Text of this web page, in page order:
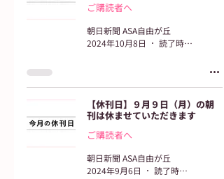
ご購読者へ
朝日新聞 ASA自由が丘
2024年10月8日
読了時間: 2分
【休刊日】９月９日（月）の朝
刊は休ませていただきます
ご購読者へ
朝日新聞 ASA自由が丘
2024年9月6日
読了時間: 2分